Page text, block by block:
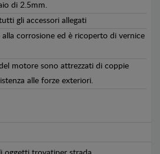
di 2.5mm.
gli accessori allegati
corrosione ed è ricoperto di vernice
motore sono attrezzati di coppie
alle forze exteriori.